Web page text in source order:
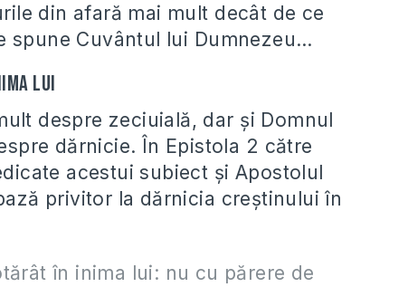
din afară mai mult decât de ce
spune Cuvântul lui Dumnezeu…
lui
despre zeciuială, dar și Domnul
dărnicie. În Epistola 2 către
acestui subiect și Apostolul
privitor la dărnicia creștinului în
în inima lui: nu cu părere de